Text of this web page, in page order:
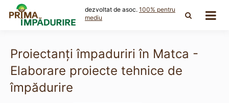
content
dezvoltat de asoc. 100% pentru
mediu
Proiectanți împaduriri în Matca -
Elaborare proiecte tehnice de
împădurire